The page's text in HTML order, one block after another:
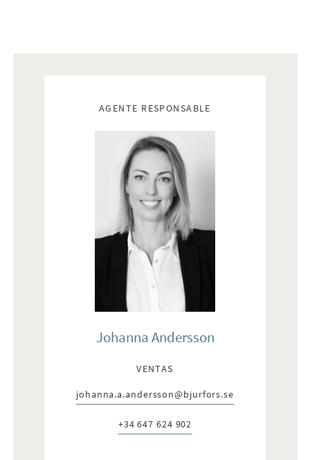
AGENTE RESPONSABLE
Johanna Andersson
VENTAS
E-post:
johanna.a.andersson@bjurfors.se
Telefon:
+34 647 624 902